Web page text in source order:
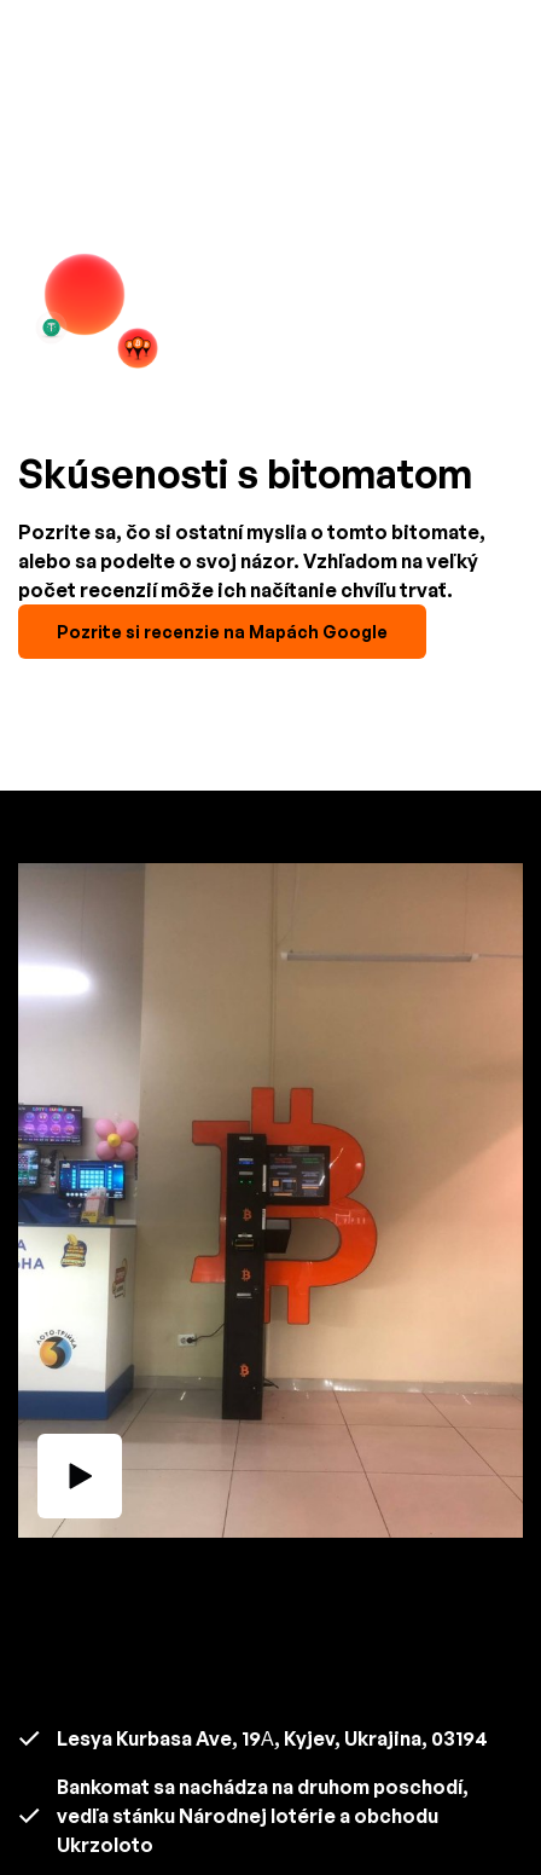
Skúsenosti s bitomatom
Pozrite sa, čo si ostatní myslia o tomto bitomate,
alebo sa podelte o svoj názor. Vzhľadom na veľký
počet recenzií môže ich načítanie chvíľu trvať.
Pozrite si recenzie na Mapách Google
Lesya Kurbasa Ave, 19А, Kyjev, Ukrajina, 03194
Bankomat sa nachádza na druhom poschodí,
vedľa stánku Národnej lotérie a obchodu
Ukrzoloto